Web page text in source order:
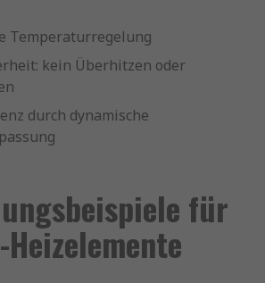
Temperaturregelung
kein Überhitzen oder
durch dynamische
für
Heizelemente